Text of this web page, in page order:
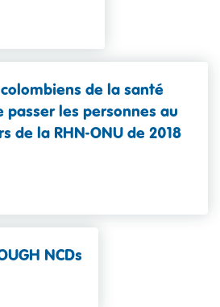
de la santé
les personnes au
de la RHN-ONU de 2018
NCDs